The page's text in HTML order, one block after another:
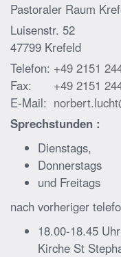
Pastoraler Raum
Luisenstr. 52
47799 Krefeld
Telefon: +49 2151
Fax:
+49 2151
E-Mail:
Sprechstunden :
Dienstags,
Donnerstags
und Freitags
nach vorheriger
18.00-18.45
Kirche St